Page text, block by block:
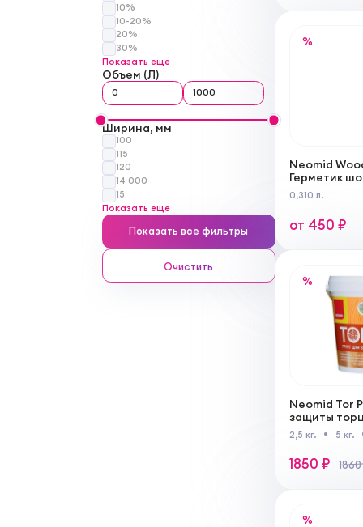
10%
10-20%
20%
30%
Показать еще
Объем (Л)
Ширина, мм
100
115
120
14 000
15
Показать еще
Показать все фильтры
Очистить
%
Neomid
Герметик
картридж
0,310 л.
от 450 ₽
%
Neomid Tor
защиты
2,5 кг. 5 кг.
1850 ₽
%